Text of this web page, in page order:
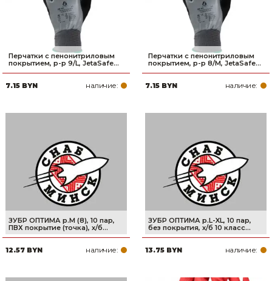
Перчатки с пенонитриловым
покрытием, р-р 9/L, JetaSafe...
7.15 BYN наличие:
Перчатки с пенонитриловым
покрытием, р-р 8/М, JetaSafe...
7.15 BYN наличие:
ЗУБР ОПТИМА р.М (8), 10 пар,
ПВХ покрытие (точка), х/б...
12.57 BYN наличие:
ЗУБР ОПТИМА р.L-XL, 10 пар,
без покрытия, х/б 10 класс...
13.75 BYN наличие: